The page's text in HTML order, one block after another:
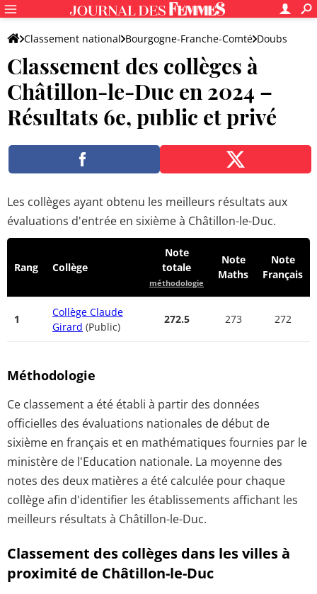
Classement national Bourgogne-Franche-Comté Doubs
Châtillon-le-Duc
Classement des collèges à
Châtillon-le-Duc en 2024 –
Résultats 6e, public et privé
Les collèges ayant obtenu les meilleurs résultats aux
évaluations d'entrée en sixième à Châtillon-le-Duc.
Rang Collège
Note
totale
méthodologie
Note
Maths
Note
Français
1
Collège Claude
Girard (Public)
272.5 273 272
Méthodologie
Ce classement a été établi à partir des données
officielles des évaluations nationales de début de
sixième en français et en mathématiques fournies par le
ministère de l'Education nationale. La moyenne des
notes des deux matières a été calculée pour chaque
collège afin d'identifier les établissements affichant les
meilleurs résultats à Châtillon-le-Duc.
Classement des collèges dans les villes à
proximité de Châtillon-le-Duc